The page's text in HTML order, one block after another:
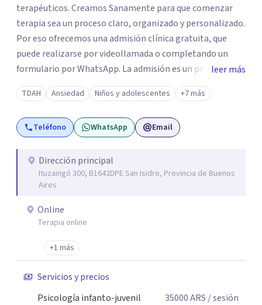
terapéuticos. Creamos Sanamente para que comenzar
terapia sea un proceso claro, organizado y personalizado.
Por eso ofrecemos una admisión clínica gratuita, que
puede realizarse por videollamada o completando un
formulario por WhatsApp. La admisión es un primer
espacio de orientación profesional donde escuchamos tu
motivo de consulta y evaluamos qué terapeuta es el más
adecuado según tu edad, necesidad, disponibilidad horaria
y posibilidades económicas. No trabajamos con
criterio clínico, según la necesidad de cada paciente.
Atendemos niños, adolescentes, adultos y adultos
mayores. Brindamos atención virtual a nivel mundial y
presencial en Capital Federal, Zona Sur, Zona Oeste y
Zona Norte. Los honorarios se encuentran entre $28.000 y
accesible y sostenible en el tiempo. Nuestro objetivo es
profesionalismo, empatía y cercanía.
leer más
TDAH Ansiedad Niños y adolescentes +7 más
Teléfono WhatsApp Email
Dirección principal
Ituzaingó 300, B1642DPE San Isidro, Provincia de Buenos
Aires
Online
Terapia online
+1 más
Servicios y precios
Psicología infanto-juvenil
35000ARS / sesión